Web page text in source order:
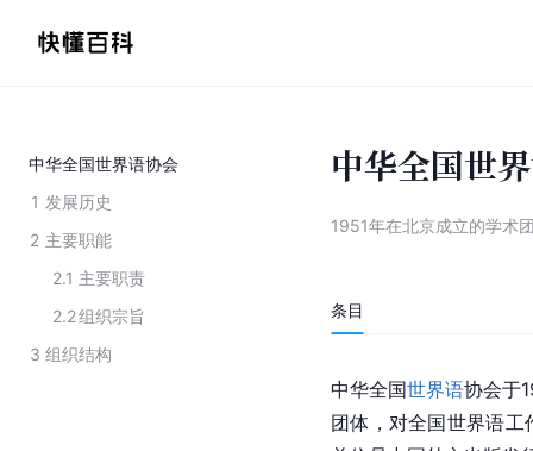
中华全国世界语协会
1 发展历史
2 主要职能
2.1 主要职责
2.2组织宗旨
3 组织结构
中华全国世
1951年在北京成立的学术
条目
中华全国世界语协会于
团体，对全国世界语工